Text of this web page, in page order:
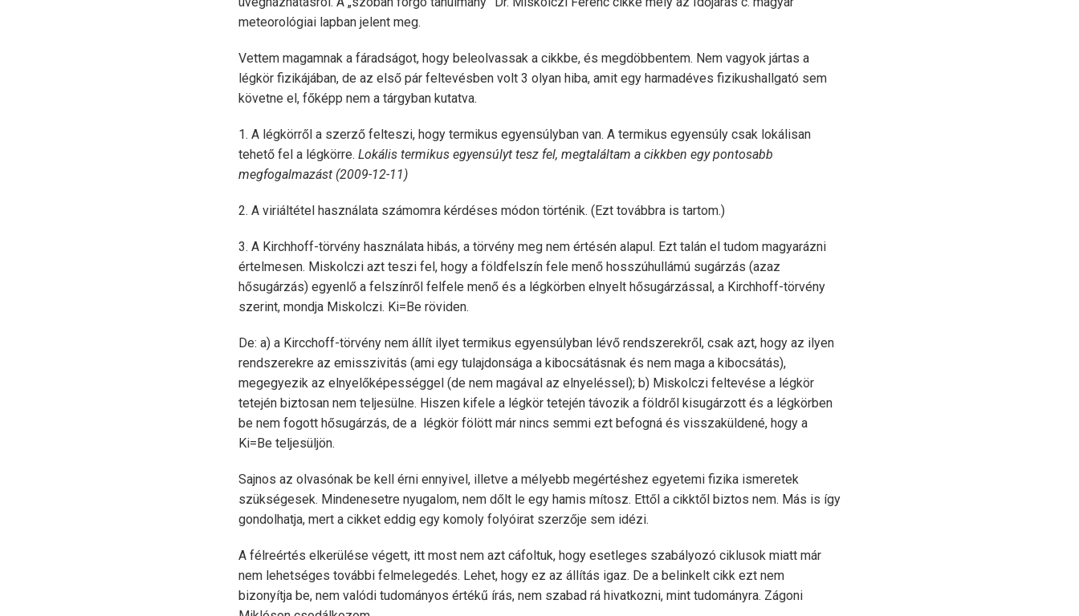
meteorológiai lapban jelent meg.
Vettem magamnak a fáradságot, hogy beleolvassak a cikkbe, és megdöbbentem. Nem vagyok jártas a
légkör fizikájában, de az első pár feltevésben volt 3 olyan hiba, amit egy harmadéves fizikushallgató sem
követne el, főképp nem a tárgyban kutatva.
1. A légkörről a szerző felteszi, hogy termikus egyensúlyban van. A termikus egyensúly csak lokálisan
tehető fel a légkörre. Lokális termikus egyensúlyt tesz fel, megtaláltam a cikkben egy pontosabb
megfogalmazást (2009-12-11)
2. A viriáltétel használata számomra kérdéses módon történik. (Ezt továbbra is tartom.)
3. A Kirchhoff-törvény használata hibás, a törvény meg nem értésén alapul. Ezt talán el tudom magyarázni
értelmesen. Miskolczi azt teszi fel, hogy a földfelszín fele menő hosszúhullámú sugárzás (azaz
hősugárzás) egyenlő a felszínről felfele menő és a légkörben elnyelt hősugárzással, a Kirchhoff-törvény
szerint, mondja Miskolczi. Ki=Be röviden.
De: a) a Kircchoff-törvény nem állít ilyet termikus egyensúlyban lévő rendszerekről, csak azt, hogy az ilyen
rendszerekre az emisszivitás (ami egy tulajdonsága a kibocsátásnak és nem maga a kibocsátás),
megegyezik az elnyelőképességgel (de nem magával az elnyeléssel); b) Miskolczi feltevése a légkör
tetején biztosan nem teljesülne. Hiszen kifele a légkör tetején távozik a földről kisugárzott és a légkörben
be nem fogott hősugárzás, de a légkör fölött már nincs semmi ezt befogná és visszaküldené, hogy a
Ki=Be teljesüljön.
Sajnos az olvasónak be kell érni ennyivel, illetve a mélyebb megértéshez egyetemi fizika ismeretek
szükségesek. Mindenesetre nyugalom, nem dőlt le egy hamis mítosz. Ettől a cikktől biztos nem. Más is így
gondolhatja, mert a cikket eddig egy komoly folyóirat szerzője sem idézi.
A félreértés elkerülése végett, itt most nem azt cáfoltuk, hogy esetleges szabályozó ciklusok miatt már
nem lehetséges további felmelegedés. Lehet, hogy ez az állítás igaz. De a belinkelt cikk ezt nem
bizonyítja be, nem valódi tudományos értékű írás, nem szabad rá hivatkozni, mint tudományra. Zágoni